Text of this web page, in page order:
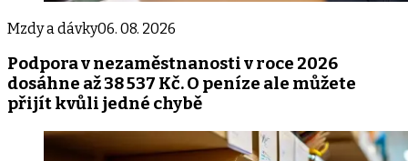
Mzdy a dávky06. 08. 2026
Podpora v nezaměstnanosti v roce 2026
dosáhne až 38 537 Kč. O peníze ale můžete
přijít kvůli jedné chybě